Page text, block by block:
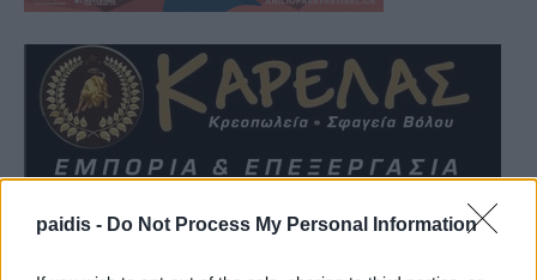
paidis - Do Not Process My Personal Information